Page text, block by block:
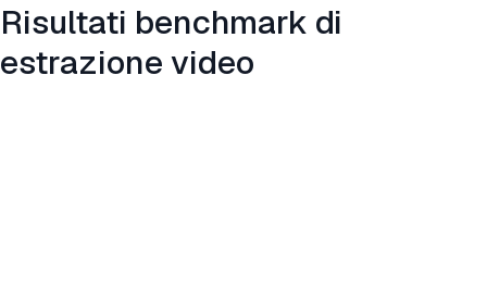
Risultati benchmark di
estrazione video